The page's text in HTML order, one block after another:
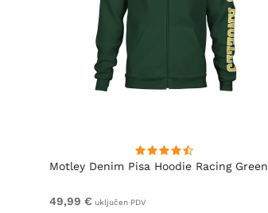
Motley Denim Pisa Hoodie Racing Green
49,99 € uključen PDV